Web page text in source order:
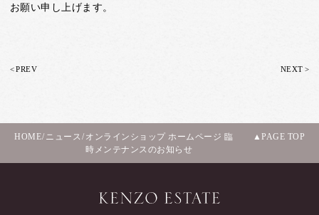
お願い申し上げます。
<PREV NEXT >
HOME/ ニュース/ オンラインショップ ホームページ 臨
時メンテナンスのお知らせ
PAGE TOP